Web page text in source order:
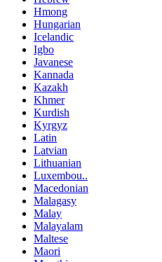
Hmong
Hungarian
Icelandic
Igbo
Javanese
Kannada
Kazakh
Khmer
Kurdish
Kyrgyz
Latin
Latvian
Lithuanian
Luxembou..
Macedonian
Malagasy
Malay
Malayalam
Maltese
Maori